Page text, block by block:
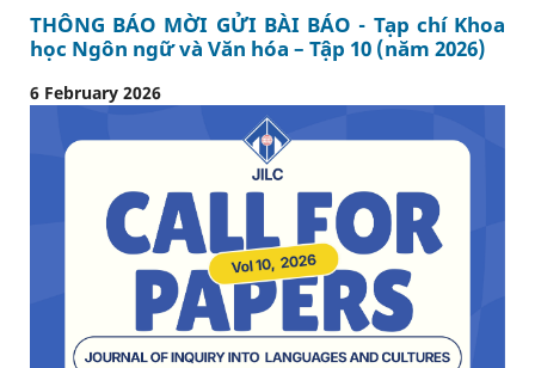
THÔNG BÁO MỜI GỬI BÀI BÁO - Tạp chí Khoa
học Ngôn ngữ và Văn hóa – Tập 10 (năm 2026)
6 February 2026